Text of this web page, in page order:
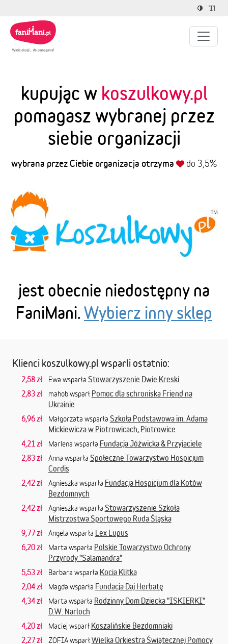
kupując w koszulkowy.pl
pomagasz wybranej przez
siebie organizacji
wybrana przez Ciebie organizacja otrzyma do 3,5%
jest obecnie niedostępny na
FaniMani. Wybierz inny sklep
Klienci koszulkowy.pl wsparli ostatnio:
2,58 zł Ewa wsparła Stowarzyszenie Dwie Kreski
2,83 zł
mahob wsparł Pomoc dla schroniska Friend na
Ukrainie
6,96 zł
Małgorzata wsparła Szkoła Podstawowa im. Adama
Mickiewicza w Piotrowicach, Piotrowice
4,21 zł
Marlena wsparła Fundacja Jóźwicka & Przyjaciele
2,83 zł
Anna wsparła Społeczne Towarzystwo Hospicjum
Cordis
2,42 zł
Agnieszka wsparła Fundacja Hospicjum dla Kotów
Bezdomnych
2,42 zł
Agnieszka wsparła Stowarzyszenie Szkoła
Mistrzostwa Sportowego Ruda Śląska
9,77 zł
Angela wsparła Lex Lupus
6,20 zł
Marta wsparła Polskie Towarzystwo Ochrony
Przyrody "Salamandra"
5,53 zł
Barbara wsparła Kocia Klitka
2,04 zł
Magda wsparła Fundacja Daj Herbatę
4,34 zł
Marta wsparła Rodzinny Dom Dziecka "ISKIERKI"
D.W. Narloch
4,20 zł
Maciej wsparł Koszalińskie Bezdomniaki
2,27 zł
ZOFIA wsparłWielka Orkiestra Świątecznej Pomocy